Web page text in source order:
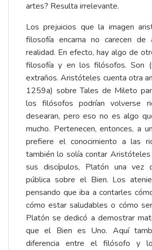
artes? Resulta irrelevante.
Los prejuicios que la imagen
filosofía encarna no carecen de
realidad. En efecto, hay algo de
filosofía y en los filósofos. Son
extraños. Aristóteles cuenta otra
1259a) sobre Tales de Mileto
los filósofos podrían volverse
desearan, pero eso no es algo
mucho. Pertenecen, entonces, a
prefiere el conocimiento a las
también lo solía contar
sus discípulos, Platón una vez
pública sobre el Bien. Los
pensando que iba a contarles
cómo estar saludables o cómo
Platón se dedicó a demostrar
que el Bien es Uno. Aquí
diferencia entre el filósofo y